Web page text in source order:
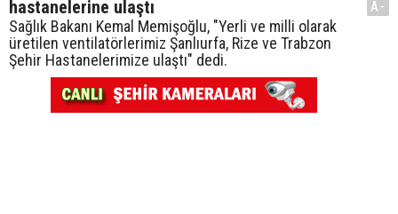
hastanelerine ulaştı
Sağlık Bakanı Kemal Memişoğlu, "Yerli ve milli olarak
üretilen ventilatörlerimiz Şanlıurfa, Rize ve Trabzon
Şehir Hastanelerimize ulaştı" dedi.
A-